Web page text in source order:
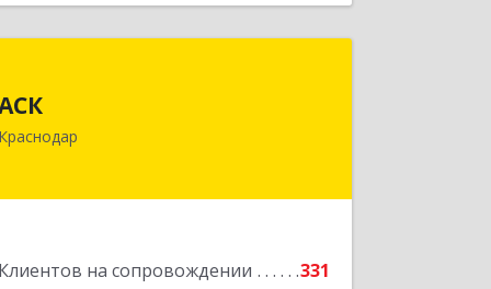
Краснодар
Клиентов на сопровождении
331
Краснодар г, Яхонтовая ул, дом № 2,